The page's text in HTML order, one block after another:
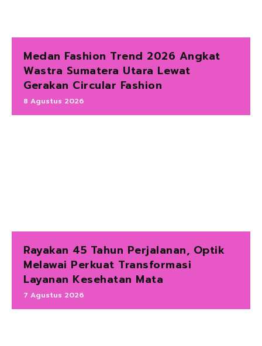
Medan Fashion Trend 2026 Angkat
Wastra Sumatera Utara Lewat
Gerakan Circular Fashion
8 Agustus 2026
Rayakan 45 Tahun Perjalanan, Optik
Melawai Perkuat Transformasi
Layanan Kesehatan Mata
7 Agustus 2026